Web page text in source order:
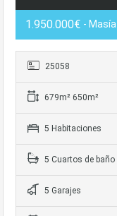
1.950.000€ - Masía
25058
679m² 650m²
5 Habitaciones
5 Cuartos de baño
5 Garajes